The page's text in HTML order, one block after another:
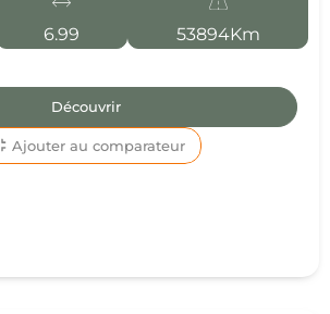
6.99 53894Km
Découvrir
Ajouter au comparateur